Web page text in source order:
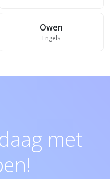
Owen
Engels
met